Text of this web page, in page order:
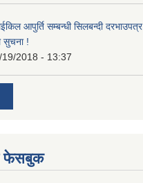
आपुर्ति सम्बन्धी सिलबन्दी दरभाउपत्र
सुचना !
19/2018 - 13:37
फेसबुक